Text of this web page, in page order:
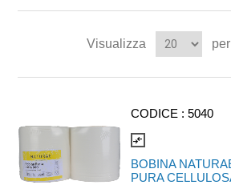
Visualizza
CODICE :5040
compare_arrows
BOBINA
PURA